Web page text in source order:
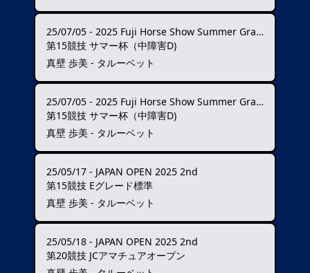
25/07/05 - 2025 Fuji Horse Show Summer Grand Prix ★★★
第15競技 サマー杯（中障害D)
真壁 歩美 - タルーベット
25/07/05 - 2025 Fuji Horse Show Summer Grand Prix ★★★
第15競技 サマー杯（中障害D)
真壁 歩美 - タルーベット
25/05/17 - JAPAN OPEN 2025 2nd
第15競技 Eグレード標準
真壁 歩美 - タルーベット
25/05/18 - JAPAN OPEN 2025 2nd
第20競技 JCアマチュアオープン